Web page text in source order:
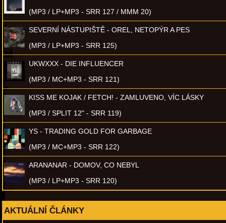
(MP3 / LP+MP3 - SRR 127 / MMM 20)
SEVERNÍ NÁSTUPIŠTĚ - OREL, NETOPÝR A PES
(MP3 / LP+MP3 - SRR 125)
UKWXXX - DIE INFLUENCER
(MP3 / MC+MP3 - SRR 121)
KISS ME KOJAK / FETCH! - ZAMLUVENO, VÍC LÁSKY
(MP3 / SPLIT 12" - SRR 119)
YS - TRADING GOLD FOR GARBAGE
(MP3 / MC+MP3 - SRR 122)
ARANANAR - DOMOV, CO NEBYL
(MP3 / LP+MP3 - SRR 120)
AKTUÁLNÍ ČLÁNKY